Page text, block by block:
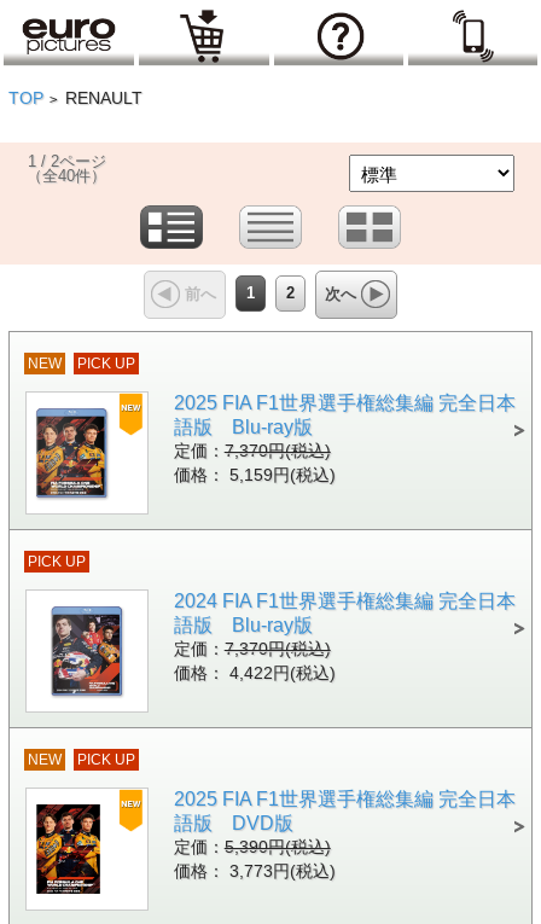
TOP > RENAULT
1 / 2ページ
（全40件）
前へ 1 2 次へ
NEW PICK UP
2025 FIA F1世界選手権総集編 完全日本
語版 Blu-ray版
定価：7,370円(税込)
価格： 5,159円(税込)
PICK UP
2024 FIA F1世界選手権総集編 完全日本
語版 Blu-ray版
定価：7,370円(税込)
価格： 4,422円(税込)
NEW PICK UP
2025 FIA F1世界選手権総集編 完全日本
語版 DVD版
定価：5,390円(税込)
価格： 3,773円(税込)